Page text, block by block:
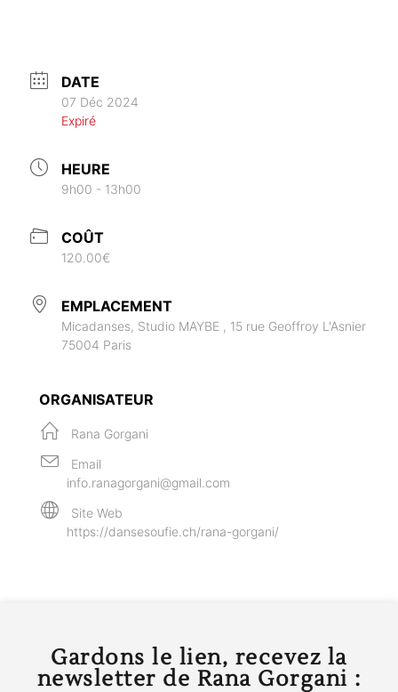
DATE
07 Déc 2024
Expiré
HEURE
9h00 - 13h00
COÛT
120.00€
EMPLACEMENT
Micadanses, Studio MAYBE , 15 rue Geoffroy L'Asnier
75004 Paris
ORGANISATEUR
Rana Gorgani
Email
info.ranagorgani@gmail.com
Site Web
https://dansesoufie.ch/rana-gorgani/
Gardons le lien, recevez la
newsletter de Rana Gorgani :